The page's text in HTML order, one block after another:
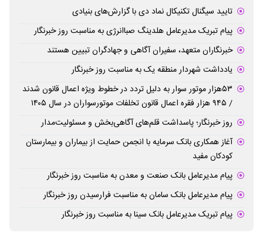
تایید سیگنال تکنیکال نماد دی با گزارش‌های بنیادی
پیام تبریک مدیرعامل هلدینگ صباانرژی به مناسبت روز خبرنگار
خبرنگاران متعهد، سفیران آگاهی و جهادگران تبیین هستند
یادداشت شهردار منطقه یک به مناسبت روز خبرنگار
۵۳هزار موتور سوار به دلیل تردد در خطوط ویژه اعمال قانون شدند
/ ۹۴۵ هزار فقره اعمال قانون تخلفات موتورسواران در سال ۱۴۰۵
روز خبرنگار؛ پاسداشت قلم‌های آگاهی‌بخش و مسئولیت‌مدار
آغاز همکاری بانک سرمایه با انجمن حمایت از بیماران و بیمارستان
کودکان مفید
پیام مدیرعامل بانک صنعت و معدن به مناسبت روز خبرنگار
پیام مدیرعامل بانک سامان به مناسبت فرارسیدن روز خبرنگار
پیام تبریک مدیرعامل بانک سینا به مناسبت روز خبرنگار